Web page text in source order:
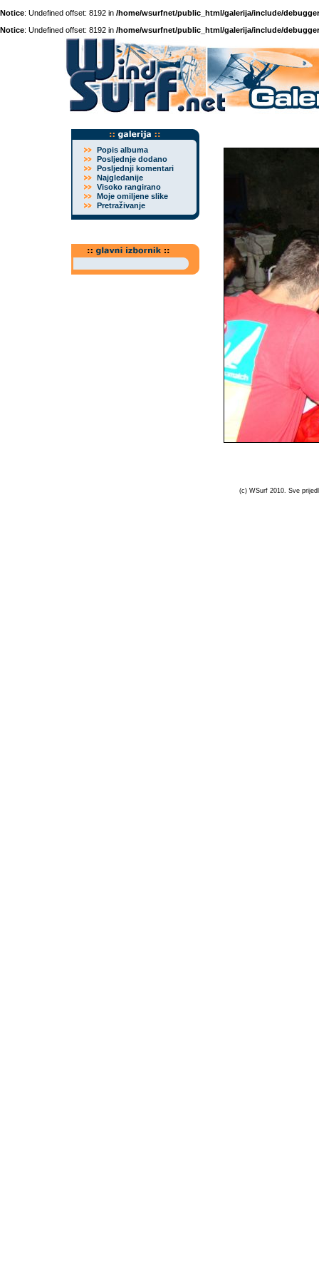
Notice: Undefined offset: 8192 in /home/wsurfnet/public_html/galerija/include/
Notice: Undefined offset: 8192 in /home/wsurfnet/public_html/galerija/include/
Popis albuma
Posljednje dodano
Posljednji komentari
Najgledanije
Visoko rangirano
Moje omiljene slike
Pretraživanje
(c) WSurf 2010. Sve